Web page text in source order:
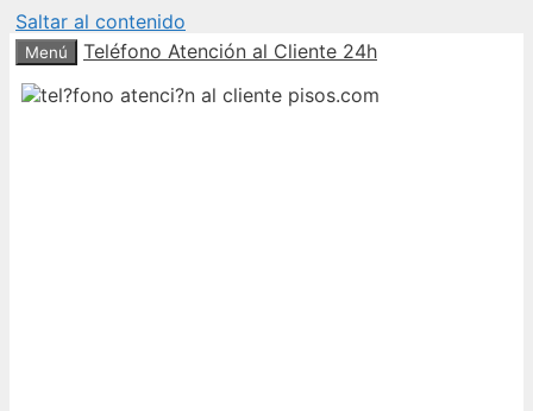
Saltar al contenido
Menú Teléfono Atención al Cliente 24h